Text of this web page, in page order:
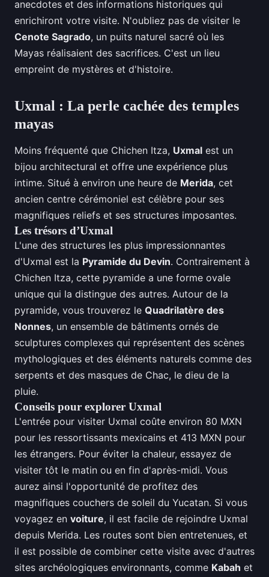
anecdotes et des informations historiques qui
enrichiront votre visite. N'oubliez pas de visiter le
Cenote Sagrado, un puits naturel sacré où les
Mayas réalisaient des sacrifices. C'est un lieu
empreint de mystères et d'histoire.
Uxmal : La perle cachée des temples
mayas
Moins fréquenté que Chichen Itza, Uxmal est un
bijou architectural et offre une expérience plus
intime. Situé à environ une heure de Merida, cet
ancien centre cérémoniel est célèbre pour ses
magnifiques reliefs et ses structures imposantes.
Les trésors d’Uxmal
L'une des structures les plus impressionnantes
d'Uxmal est la Pyramide du Devin. Contrairement à
Chichen Itza, cette pyramide a une forme ovale
unique qui la distingue des autres. Autour de la
pyramide, vous trouverez le Quadrilatère des
Nonnes, un ensemble de bâtiments ornés de
sculptures complexes qui représentent des scènes
mythologiques et des éléments naturels comme des
serpents et des masques de Chac, le dieu de la
pluie.
Conseils pour explorer Uxmal
L'entrée pour visiter Uxmal coûte environ 80 MXN
pour les ressortissants mexicains et 413 MXN pour
les étrangers. Pour éviter la chaleur, essayez de
visiter tôt le matin ou en fin d'après-midi. Vous
aurez ainsi l'opportunité de profitez des
magnifiques couchers de soleil du Yucatan. Si vous
voyagez en voiture, il est facile de rejoindre Uxmal
depuis Merida. Les routes sont bien entretenues, et
il est possible de combiner cette visite avec d'autres
sites archéologiques environnants, comme Kabah et